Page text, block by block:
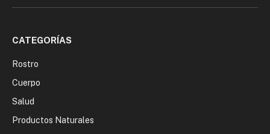
(Twitter)
CATEGORÍAS
Rostro
Cuerpo
Salud
Productos Naturales